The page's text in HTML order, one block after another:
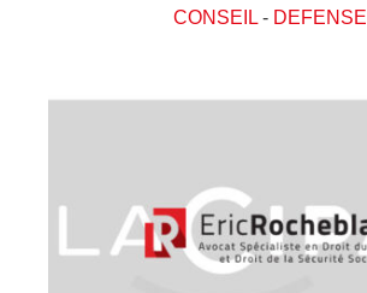
CONSEIL- DEFENSE